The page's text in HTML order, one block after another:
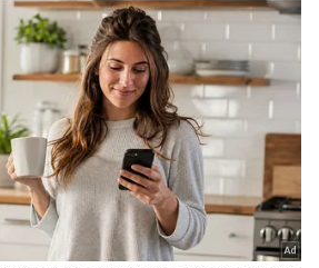
தொடர் விடுமுறை
புதன்கிழமை முதல்
வரை விஐபி தரிசனம்
தேவஸ்தானம்